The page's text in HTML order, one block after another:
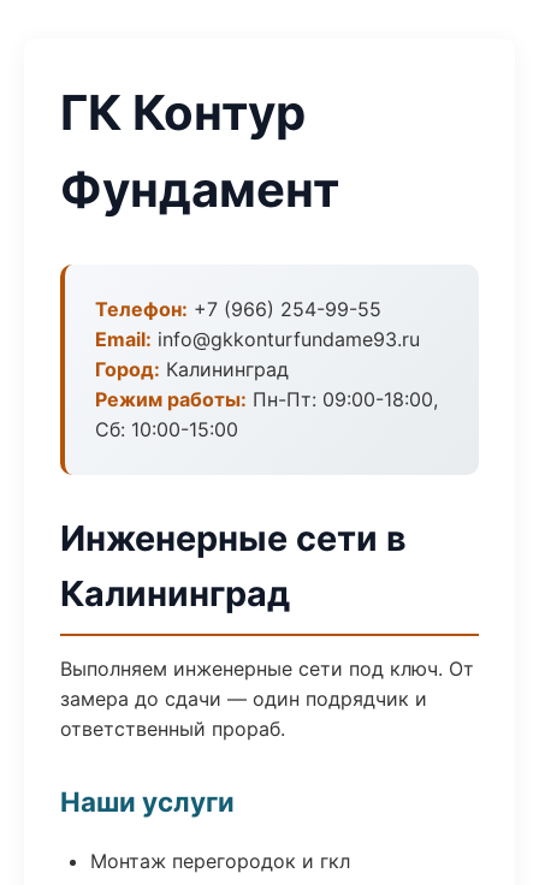
ГК Контур
Фундамент
Телефон: +7 (966) 254-99-55
Email: info@gkkonturfundame93.ru
Город: Калининград
Режим работы: Пн-Пт: 09:00-18:00,
Сб: 10:00-15:00
Инженерные сети в
Калининград
Выполняем инженерные сети под ключ. От
замера до сдачи — один подрядчик и
ответственный прораб.
Наши услуги
Монтаж перегородок и гкл